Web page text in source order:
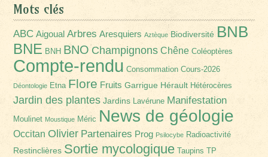
Mots clés
ABC Aigoual Arbres Aresquiers Aztèque Biodiversité BNB
BNE BNH BNO Champignons Chêne Coléoptères
Compte-rendu Consommation Cours-2026
Déontologie Etna Flore Fruits Garrigue Hérault Hétérocères
Jardin des plantes Jardins Lavérune Manifestation
Moulinet Moustique Méric News de géologie
Occitan Olivier Partenaires Prog Psilocybe Radioactivité
Restinclières Sortie mycologique Taupins TP